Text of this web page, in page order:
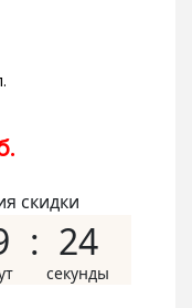
скидки
23